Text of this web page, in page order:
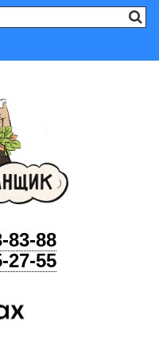
83-88
27-55